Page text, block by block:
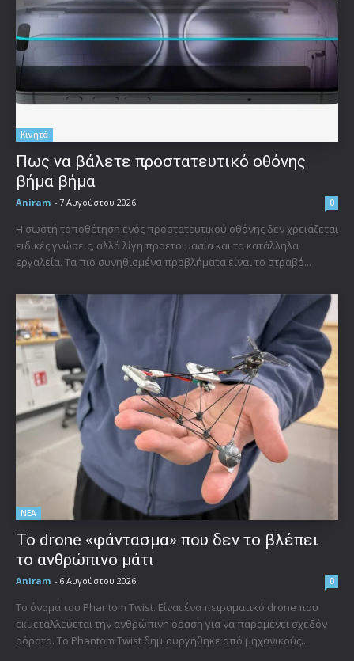
Κινητά
Πως να βάλετε προστατευτικό οθόνης
βήμα βήμα
Aniram - 7 Αυγούστου 2026 0
Η σωστή τοποθέτηση ενός προστατευτικού οθόνης δεν χρειάζεται
ειδικές γνώσεις, αλλά λίγη προετοιμασία και τα κατάλληλα
εργαλεία. Τα πιο συνηθισμένα προβλήματα είναι το στραβό...
ΝΕΑ
Το drone «φάντασμα» που δεν το βλέπει
το ανθρώπινο μάτι
Aniram - 6 Αυγούστου 2026 0
Το όνομά του Phantom Twist. Είναι ένα πειραματικό drone που
εκμεταλλεύεται την ανθρώπινη όραση για να παραμένει σχεδόν
αόρατο. Το Phantom Twist δημιουργήθηκε από μηχανικούς...